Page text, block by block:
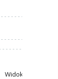
Widoki